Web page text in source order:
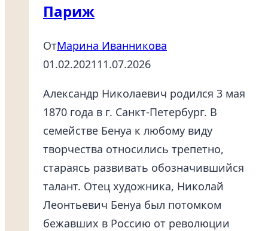
Париж
ОтМарина Иванникова
01.02.202111.07.2026
Александр Николаевич родился 3 мая
1870 года в г. Санкт-Петербург. В
семействе Бенуа к любому виду
творчества относились трепетно,
стараясь развивать обозначившийся
талант. Отец художника, Николай
Леонтьевич Бенуа был потомком
бежавших в Россию от революции